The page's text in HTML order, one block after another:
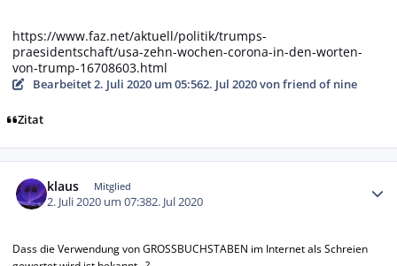
https://www.faz.net/aktuell/politik/trumps-
praesidentschaft/usa-zehn-wochen-corona-in-den-worten-
von-trump-16708603.html
Bearbeitet2. Juli 2020 um 05:562. Jul 2020von friend of nine
Zitat
klaus Mitglied
2. Juli 2020 um 07:382. Jul 2020
Dass die Verwendung von GROSSBUCHSTABEN im Internet als Schreien